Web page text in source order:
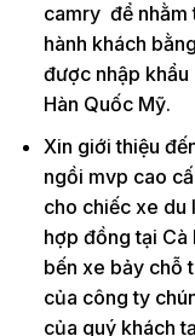
camry để nhằm
hành khách
được nhập
Hàn Quốc Mỹ.
Xin giới thiệu
ngồi mvp cao
cho chiếc xe du
hợp đồng tại Cà
bến xe bảy chỗ
của công ty
của quý khách